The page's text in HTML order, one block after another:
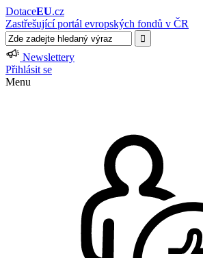
DotaceEU.cz
Zastřešující portál evropských fondů v ČR
Newslettery
Přihlásit se
Menu